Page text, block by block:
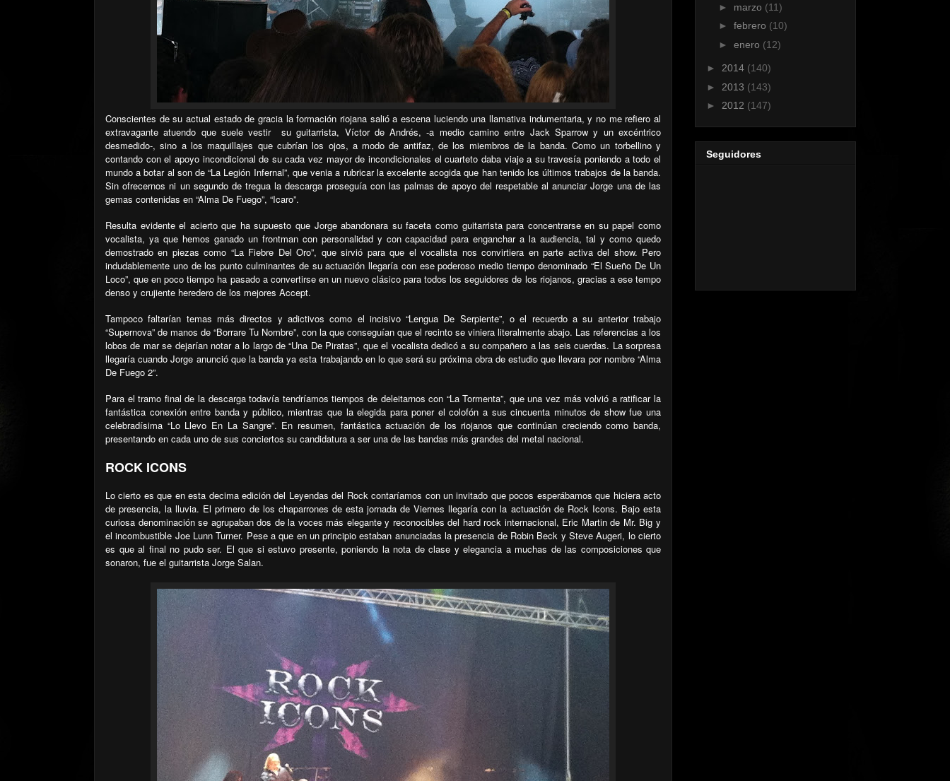
Conscientes de su actual estado de gracia la formación riojana salió a escena luciendo una llamativa indumentaria, y no me refiero al
extravagante atuendo que suele vestir
su guitarrista, Víctor de Andrés, -a medio camino entre Jack Sparrow y un excéntrico
desmedido-, sino a los maquillajes que cubrían los ojos, a modo de antifaz, de los miembros de la banda. Como un torbellino y
contando con el apoyo incondicional de su cada vez mayor de incondicionales el cuarteto daba viaje a su travesía poniendo a todo el
mundo a botar al son de “La Legión Infernal”, que venia a rubricar la excelente acogida que han tenido los últimos trabajos de la banda.
Sin ofrecernos ni un segundo de tregua la descarga proseguía con las palmas de apoyo del respetable al anunciar Jorge una de las
gemas contenidas en “Alma De Fuego”, “Icaro”.
Resulta evidente el acierto que ha supuesto que Jorge abandonara su faceta como guitarrista para concentrarse en su papel como
vocalista, ya que hemos ganado un frontman con personalidad y con capacidad para enganchar a la audiencia, tal y como quedo
demostrado en piezas como “La Fiebre Del Oro”, que sirvió para que el vocalista nos convirtiera en parte activa del show. Pero
indudablemente uno de los punto culminantes de su actuación llegaría con ese poderoso medio tiempo denominado “El Sueño De Un
Loco”, que en poco tiempo ha pasado a convertirse en un nuevo clásico para todos los seguidores de los riojanos, gracias a ese tempo
denso y crujiente heredero de los mejores Accept.
Tampoco faltarían temas más directos y adictivos como el incisivo “Lengua De Serpiente”, o el recuerdo a su anterior trabajo
“Supernova” de manos de “Borrare Tu Nombre”, con la que conseguían que el recinto se viniera literalmente abajo. Las referencias a los
lobos de mar se dejarían notar a lo largo de “Una De Piratas”, que el vocalista dedicó a su compañero a las seis cuerdas. La sorpresa
llegaría cuando Jorge anunció que la banda ya esta trabajando en lo que será su próxima obra de estudio que llevara por nombre “Alma
De Fuego 2”.
Para el tramo final de la descarga todavía tendríamos tiempos de deleitarnos con “La Tormenta”, que una vez más volvió a ratificar la
fantástica conexión entre banda y público, mientras que la elegida para poner el colofón a sus cincuenta minutos de show fue una
celebradísima “Lo Llevo En La Sangre”. En resumen, fantástica actuación de los riojanos que continúan creciendo como banda,
presentando en cada uno de sus conciertos su candidatura a ser una de las bandas más grandes del metal nacional.
ROCK ICONS
Lo cierto es que en esta decima edición del Leyendas del Rock contaríamos con un invitado que pocos esperábamos que hiciera acto
de presencia, la lluvia. El primero de los chaparrones de esta jornada de Viernes llegaría con la actuación de Rock Icons. Bajo esta
curiosa denominación se agrupaban dos de la voces más elegante y reconocibles del hard rock internacional, Eric Martin de Mr. Big y
el incombustible Joe Lunn Turner. Pese a que en un principio estaban anunciadas la presencia de Robin Beck y Steve Augeri, lo cierto
es que al final no pudo ser. El que si estuvo presente, poniendo la nota de clase y elegancia a muchas de las composiciones que
sonaron, fue el guitarrista Jorge Salan.
► marzo (11)
► febrero (10)
► enero (12)
► 2014 (140)
► 2013 (143)
► 2012 (147)
Seguidores